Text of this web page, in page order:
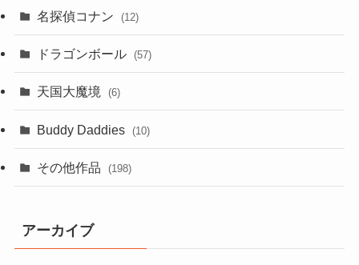
名探偵コナン (12)
ドラゴンボール (57)
天国大魔境 (6)
Buddy Daddies (10)
その他作品 (198)
アーカイブ